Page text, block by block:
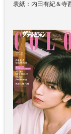
表紙：内田有紀＆寺